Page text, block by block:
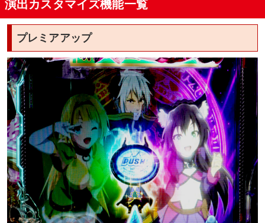
演出カスタマイズ機能一覧
プレミアアップ